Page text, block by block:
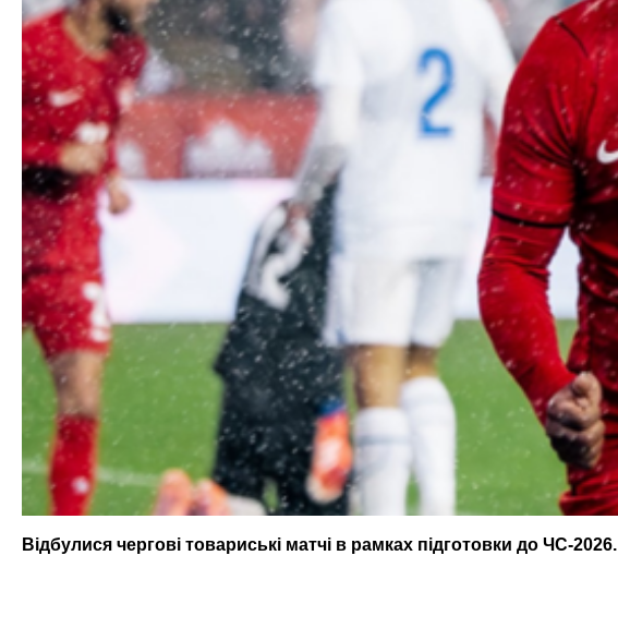
Відбулися чергові товариські матчі в рамках підготовки до ЧС-2026.